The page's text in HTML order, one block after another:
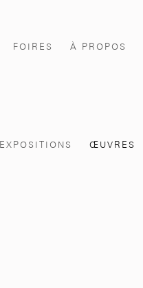
FOIRES À PROPOS
EXPOSITIONS ŒUVRES